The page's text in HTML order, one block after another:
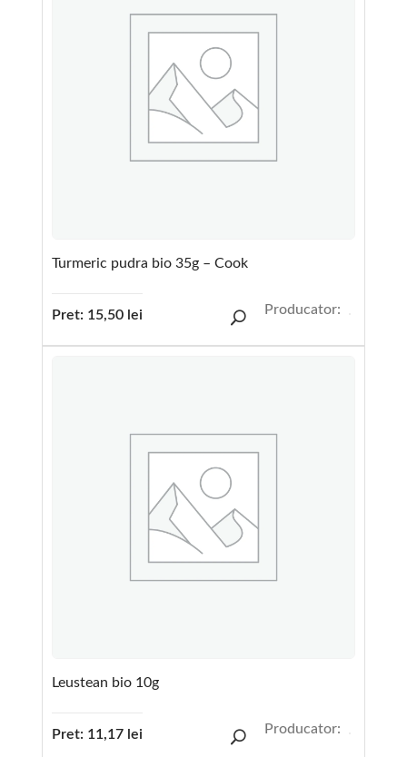
Turmeric pudra bio 35g – Cook
Pret: 15,50 lei Producator:
Leustean bio 10g
Pret: 11,17 lei Producator: